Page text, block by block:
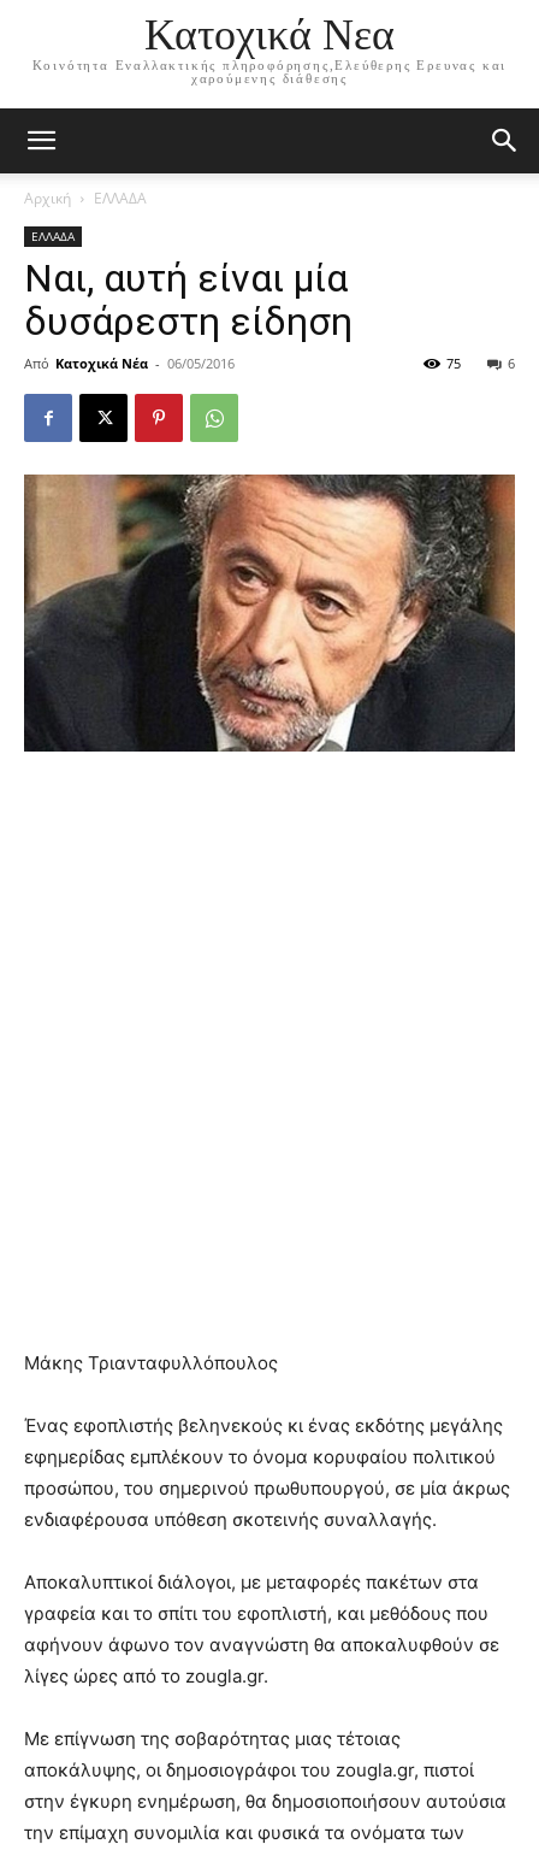
Κατοχικά Νεα
Κοινότητα Εναλλακτικής πληροφόρησης,Ελεύθερης Ερευνας και
χαρούμενης διάθεσης
Αρχική ΕΛΛΑΔΑ
ΕΛΛΑΔΑ
Ναι, αυτή είναι μία
δυσάρεστη είδηση
Από Κατοχικά Νέα - 06/05/2016 6
75
Mάκης Τριανταφυλλόπουλος
Ένας εφοπλιστής βεληνεκούς κι ένας εκδότης μεγάλης
εφημερίδας εμπλέκουν το όνομα κορυφαίου πολιτικού
προσώπου, του σημερινού πρωθυπουργού, σε μία άκρως
ενδιαφέρουσα υπόθεση σκοτεινής συναλλαγής.
Αποκαλυπτικοί διάλογοι, με μεταφορές πακέτων στα
γραφεία και το σπίτι του εφοπλιστή, και μεθόδους που
αφήνουν άφωνο τον αναγνώστη θα αποκαλυφθούν σε
λίγες ώρες από το zougla.gr.
Με επίγνωση της σοβαρότητας μιας τέτοιας
αποκάλυψης, οι δημοσιογράφοι του zougla.gr, πιστοί
στην έγκυρη ενημέρωση, θα δημοσιοποιήσουν αυτούσια
την επίμαχη συνομιλία και φυσικά τα ονόματα των